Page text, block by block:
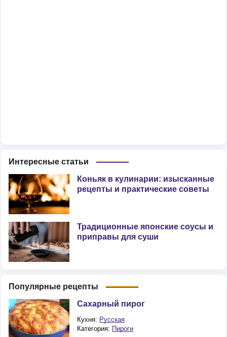
Интересные статьи
Коньяк в кулинарии: изысканные
рецепты и практические советы
Традиционные японские соусы и
приправы для суши
Популярные рецепты
Сахарный пирог
Кухня: Русская
Категория: Пироги